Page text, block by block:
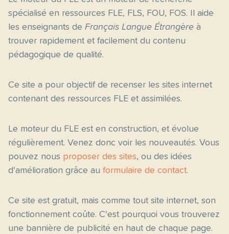
spécialisé en ressources FLE, FLS, FOU, FOS. Il aide
les enseignants de Français Langue Étrangère à
trouver rapidement et facilement du contenu
pédagogique de qualité.
Ce site a pour objectif de recenser les sites internet
contenant des ressources FLE et assimilées.
Le moteur du FLE est en construction, et évolue
régulièrement. Venez donc voir les nouveautés. Vous
pouvez nous proposer des sites, ou des idées
d'amélioration grâce au formulaire de contact.
Ce site est gratuit, mais comme tout site internet, son
fonctionnement coûte. C'est pourquoi vous trouverez
une bannière de publicité en haut de chaque page.